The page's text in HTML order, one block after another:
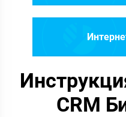
CRM